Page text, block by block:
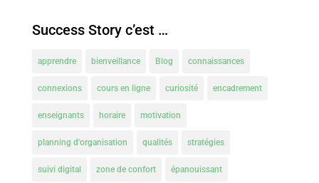
Success Story c’est …
apprendre bienveillance Blog connaissances
connexions cours en ligne curiosité encadrement
enseignants horaire motivation
planning d'organisation qualités stratégies
suivi digital zone de confort épanouissant